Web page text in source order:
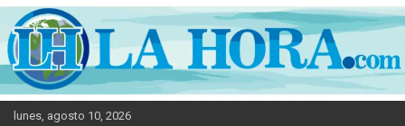
lunes, agosto 10, 2026